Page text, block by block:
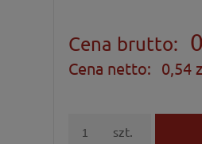
Cena brutto:
Cena netto: 0,54
szt.